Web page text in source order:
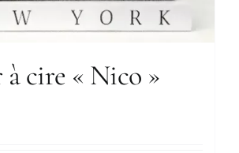
cire « Nico »